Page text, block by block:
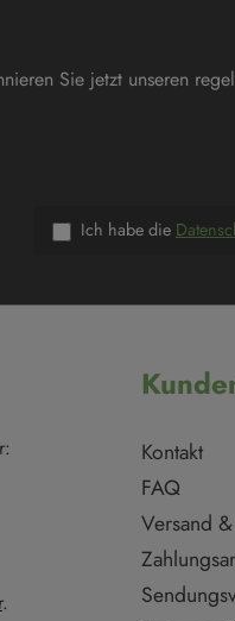
Sie jetzt unseren
Ich habe die
.
Kontakt
FAQ
Versand